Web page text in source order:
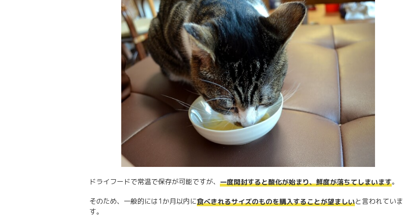
ドライフードで常温で保存が可能ですが、 一度開封すると酸化が始まり、鮮度が落ちてしまいます。
そのため、一般的には1か月以内に食べきれるサイズのものを購入することが望ましいと言われていま
す。